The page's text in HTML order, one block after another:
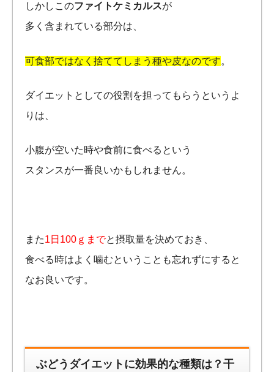
しかしこのファイトケミカルスが
多く含まれている部分は、
可食部ではなく捨ててしまう種や皮なのです。
ダイエットとしての役割を担ってもらうというよ
りは、
小腹が空いた時や食前に食べるという
スタンスが一番良いかもしれません。
また1日100ｇまでと摂取量を決めておき、
食べる時はよく噛むということも忘れずにすると
なお良いです。
ぶどうダイエットに効果的な種類は？干